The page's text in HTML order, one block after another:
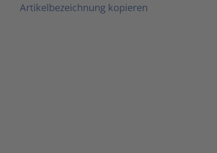
Artikelbezeichnung kopieren